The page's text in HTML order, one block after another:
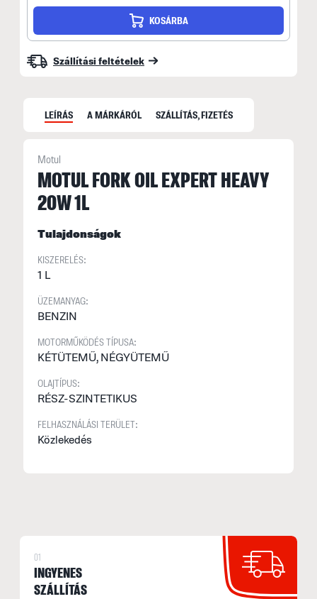
KOSÁRBA
Szállítási feltételek
LEÍRÁS A MÁRKÁRÓL SZÁLLÍTÁS, FIZETÉS
Motul
MOTUL FORK OIL EXPERT HEAVY
20W 1L
Tulajdonságok
KISZERELÉS:
1 L
ÜZEMANYAG:
BENZIN
MOTORMŰKÖDÉS TÍPUSA:
KÉTÜTEMŰ, NÉGYÜTEMŰ
OLAJTÍPUS:
RÉSZ-SZINTETIKUS
FELHASZNÁLÁSI TERÜLET:
Közlekedés
01
INGYENES
SZÁLLÍTÁS